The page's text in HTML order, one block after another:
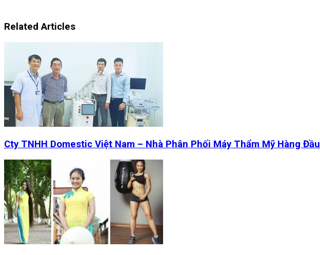
Related Articles
Cty TNHH Domestic Việt Nam – Nhà Phân Phối Máy Thẩm Mỹ Hàng Đầu